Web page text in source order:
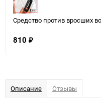
Средство против вросших
810 ₽
Описание Отзывы